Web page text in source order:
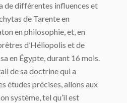
de différentes influences et
de Tarente en
en philosophie, et, en
d’Héliopolis et de
en Égypte, durant 16 mois.
de sa doctrine qui a
études précises, allons aux
système, tel qu’il est